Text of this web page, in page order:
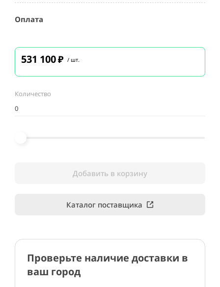
Оплата
531 100₽ / шт.
Количество
Добавить в корзину
Каталог поставщика
Проверьте наличие доставки в
ваш город